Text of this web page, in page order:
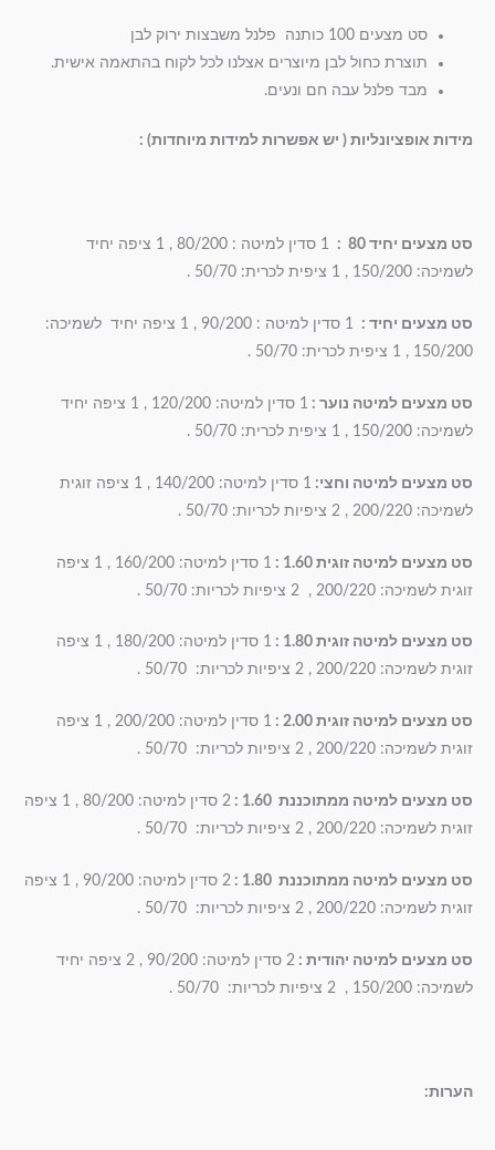
סט מצעים 100 כותנה פלנל משבצות ירוק לבן
תוצרת כחול לבן מיוצרים אצלנו לכל לקוח בהתאמה אישית.
מבד פלנל עבה חם ונעים.
מידות אופציונליות ( יש אפשרות למידות מיוחדות) :
סט מצעים יחיד 80 :
1 סדין למיטה : 80/200 , 1 ציפה יחיד
לשמיכה: 150/200 , 1 ציפית לכרית: 50/70 .
סט מצעים יחיד :
1 סדין למיטה : 90/200 , 1 ציפה יחיד לשמיכה:
150/200 , 1 ציפית לכרית: 50/70 .
סט מצעים למיטה נוער :
1 סדין למיטה: 120/200 , 1 ציפה יחיד
לשמיכה: 150/200 , 1 ציפית לכרית: 50/70 .
סט מצעים למיטה וחצי:
1 סדין למיטה: 140/200 , 1 ציפה זוגית
לשמיכה: 200/220 , 2 ציפיות לכריות: 50/70 .
סט מצעים למיטה זוגית 1.60 :
1 סדין למיטה: 160/200 , 1 ציפה
זוגית לשמיכה: 200/220 , 2 ציפיות לכריות: 50/70 .
סט מצעים למיטה זוגית 1.80 :
1 סדין למיטה: 180/200 , 1 ציפה
זוגית לשמיכה: 200/220 , 2 ציפיות לכריות: 50/70 .
סט מצעים למיטה זוגית 2.00 :
1 סדין למיטה: 200/200 , 1 ציפה
זוגית לשמיכה: 200/220 , 2 ציפיות לכריות: 50/70 .
סט מצעים למיטה ממתוכננת 1.60 :
2 סדין למיטה: 80/200 , 1 ציפה
זוגית לשמיכה: 200/220 , 2 ציפיות לכריות: 50/70 .
סט מצעים למיטה ממתוכננת 1.80 :
2 סדין למיטה: 90/200 , 1 ציפה
זוגית לשמיכה: 200/220 , 2 ציפיות לכריות: 50/70 .
סט מצעים למיטה יהודית :
2 סדין למיטה: 90/200 , 2 ציפה יחיד
לשמיכה: 150/200 , 2 ציפיות לכריות: 50/70 .
הערות: